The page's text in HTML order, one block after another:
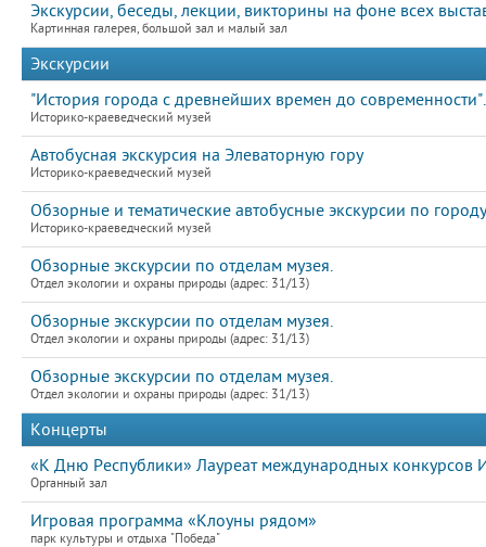
Экскурсии, беседы, лекции, викторины на фоне всех
Картинная галерея, большой зал и малый зал
Экскурсии
"История города с древнейших времен до современности".
Историко-краеведческий музей
Автобусная экскурсия на Элеваторную гору
Историко-краеведческий музей
Обзорные и тематические автобусные экскурсии по городу
Историко-краеведческий музей
Обзорные экскурсии по отделам музея.
Отдел экологии и охраны природы (адрес: 31/13)
Обзорные экскурсии по отделам музея.
Отдел экологии и охраны природы (адрес: 31/13)
Обзорные экскурсии по отделам музея.
Отдел экологии и охраны природы (адрес: 31/13)
Концерты
«К Дню Республики» Лауреат международных
Органный зал
Игровая программа «Клоуны рядом»
парк культуры и отдыха "Победа"